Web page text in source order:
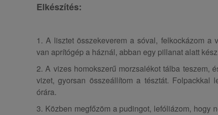
Elkészítés:
1. A lisztet összekeverem a sóval, felkockázom a
van aprítógép a háznál, abban egy pillanat alatt
2. A vizes homokszerű morzsalékot tálba teszem,
vizet, gyorsan összeállítom a tésztát. Folpackkal
órára.
3. Közben megfőzöm a pudingot, lefóliázom, hogy